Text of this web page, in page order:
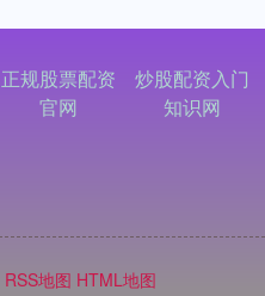
正规股票配资
官网
炒股配资入门
知识网
RSS地图 HTML地图